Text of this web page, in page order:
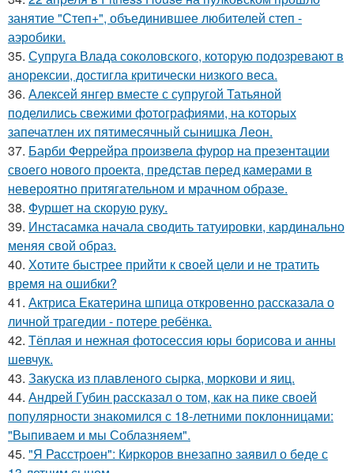
занятие "Степ+", объединившее любителей степ -
аэробики.
35. Супруга Влада соколовского, которую подозревают в
анорексии, достигла критически низкого веса.
36. Алексей янгер вместе с супругой Татьяной
поделились свежими фотографиями, на которых
запечатлен их пятимесячный сынишка Леон.
37. Барби Феррейра произвела фурор на презентации
своего нового проекта, представ перед камерами в
невероятно притягательном и мрачном образе.
38. Фуршет на скорую руку.
39. Инстасамка начала сводить татуировки, кардинально
меняя свой образ.
40. Хотите быстрее прийти к своей цели и не тратить
время на ошибки?
41. Актриса Екатерина шпица откровенно рассказала о
личной трагедии - потере ребёнка.
42. Тёплая и нежная фотосессия юры борисова и анны
шевчук.
43. Закуска из плавленого сырка, моркови и яиц.
44. Андрей Губин рассказал о том, как на пике своей
популярности знакомился с 18-летними поклонницами:
"Выпиваем и мы Соблазняем".
45. "Я Расстроен": Киркоров внезапно заявил о беде с